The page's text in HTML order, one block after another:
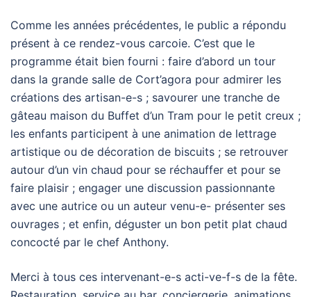
Comme les années précédentes, le public a répondu
présent à ce rendez-vous carcoie. C’est que le
programme était bien fourni : faire d’abord un tour
dans la grande salle de Cort’agora pour admirer les
créations des artisan-e-s ; savourer une tranche de
gâteau maison du Buffet d’un Tram pour le petit creux ;
les enfants participent à une animation de lettrage
artistique ou de décoration de biscuits ; se retrouver
autour d’un vin chaud pour se réchauffer et pour se
faire plaisir ; engager une discussion passionnante
avec une autrice ou un auteur venu-e- présenter ses
ouvrages ; et enfin, déguster un bon petit plat chaud
concocté par le chef Anthony.
Merci à tous ces intervenant-e-s acti-ve-f-s de la fête.